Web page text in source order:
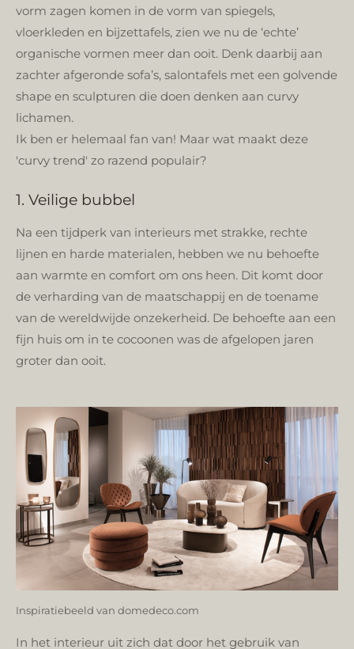
vorm zagen komen in de vorm van spiegels,
vloerkleden en bijzettafels, zien we nu de ‘echte’
organische vormen meer dan ooit. Denk daarbij aan
zachter afgeronde sofa’s, salontafels met een golvende
shape en sculpturen die doen denken aan curvy
lichamen.
Ik ben er helemaal fan van! Maar wat maakt deze
'curvy trend' zo razend populair?
1. Veilige bubbel
Na een tijdperk van interieurs met strakke, rechte
lijnen en harde materialen, hebben we nu behoefte
aan warmte en comfort om ons heen. Dit komt door
de verharding van de maatschappij en de toename
van de wereldwijde onzekerheid. De behoefte aan een
fijn huis om in te cocoonen was de afgelopen jaren
groter dan ooit.
Inspiratiebeeld van domedeco.com
In het interieur uit zich dat door het gebruik van